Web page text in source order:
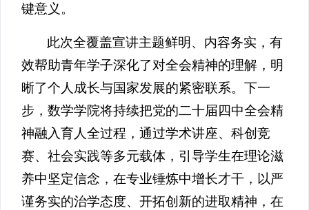
键意义。
此次全覆盖宣讲主题鲜明、内容务实，有
效帮助青年学子深化了对全会精神的理解，明
晰了个人成长与国家发展的紧密联系。下一
步，数学学院将持续把党的二十届四中全会精
神融入育人全过程，通过学术讲座、科创竞
赛、社会实践等多元载体，引导学生在理论滋
养中坚定信念，在专业锤炼中增长才干，以严
谨务实的治学态度、开拓创新的进取精神，在